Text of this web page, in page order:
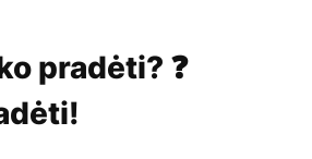
pradėti? ❓